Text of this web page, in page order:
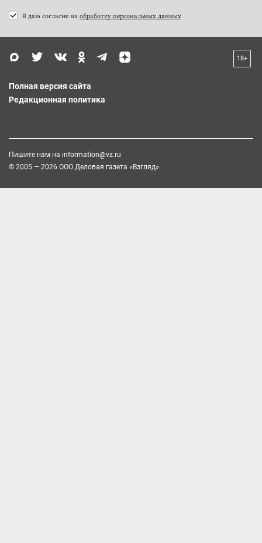
Я даю согласие на обработку персональных данных
18+
Полная версия сайта
Редакционная политика
Пишите нам на information@vz.ru
© 2005 — 2026 ООО Деловая газета «Взгляд»